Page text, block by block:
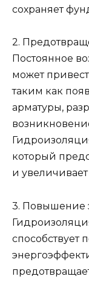
сохраняет
2.
Постоянное
может
таким как
арматуры,
который
и
3. Повышение